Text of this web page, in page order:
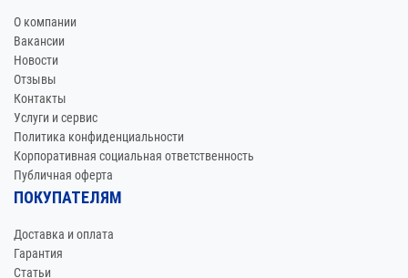
О компании
Вакансии
Новости
Отзывы
Контакты
Услуги и сервис
Политика конфиденциальности
Корпоративная социальная ответственность
Публичная оферта
ПОКУПАТЕЛЯМ
Доставка и оплата
Гарантия
Статьи